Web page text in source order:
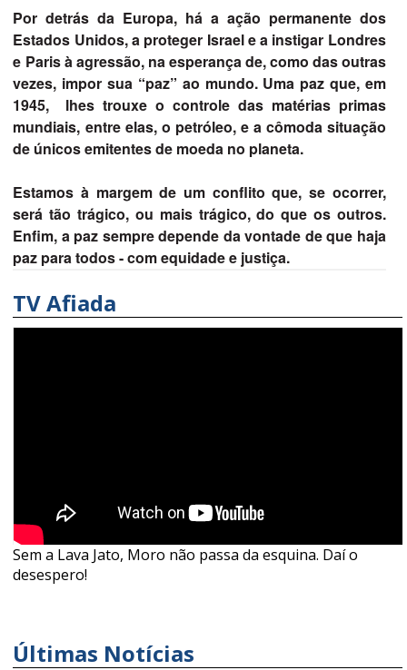
Por detrás da Europa, há a ação permanente dos
Estados Unidos, a proteger Israel e a instigar Londres
e Paris à agressão, na esperança de, como das outras
vezes, impor sua “paz” ao mundo. Uma paz que, em
1945, lhes trouxe o controle das matérias primas
mundiais, entre elas, o petróleo, e a cômoda situação
de únicos emitentes de moeda no planeta.
Estamos à margem de um conflito que, se ocorrer,
será tão trágico, ou mais trágico, do que os outros.
Enfim, a paz sempre depende da vontade de que haja
paz para todos - com equidade e justiça.
TV Afiada
Sem a Lava Jato, Moro não passa da esquina. Daí o
desespero!
Últimas Notícias